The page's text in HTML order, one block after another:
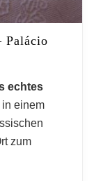
Palácio
echtes
in einem
zum